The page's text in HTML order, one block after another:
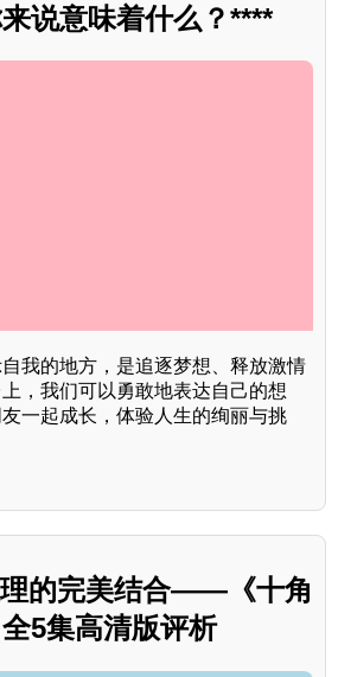
说意味着什么？****
我的地方，是追逐梦想、释放激情
，我们可以勇敢地表达自己的想
一起成长，体验人生的绚丽与挑
的完美结合——《十角
5集高清版评析